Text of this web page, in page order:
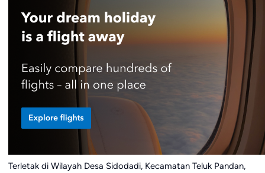
Terletak di Wilayah Desa Sidodadi, Kecamatan Teluk Pandan,